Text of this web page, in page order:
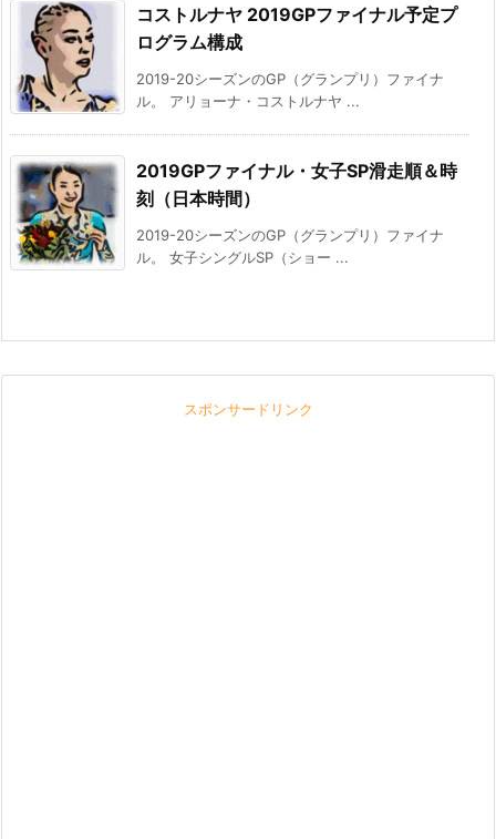
コストルナヤ 2019GPファイナル予定プ
ログラム構成
2019-20シーズンのGP（グランプリ）ファイナ
ル。 アリョーナ・コストルナヤ ...
2019GPファイナル・女子SP滑走順＆時
刻（日本時間）
2019-20シーズンのGP（グランプリ）ファイナ
ル。 女子シングルSP（ショー ...
スポンサードリンク